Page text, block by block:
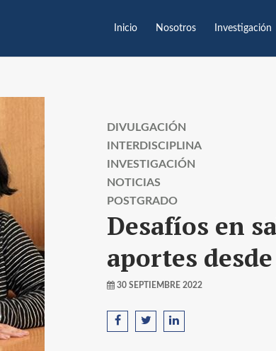
Inicio Nosotros Investigación
DIVULGACIÓN
INTERDISCIPLINA
INVESTIGACIÓN
NOTICIAS
POSTGRADO
Desafíos en
aportes
30 SEPTIEMBRE 2022